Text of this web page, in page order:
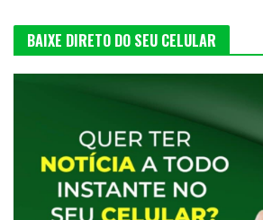
BAIXE DIRETO DO SEU CELULAR